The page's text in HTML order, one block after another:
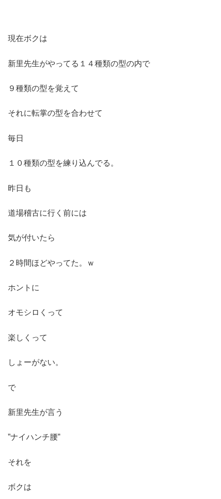
現在ボクは
新里先生がやってる１４種類の型の内で
９種類の型を覚えて
それに転掌の型を合わせて
毎日
１０種類の型を練り込んでる。
昨日も
道場稽古に行く前には
気が付いたら
２時間ほどやってた。ｗ
ホントに
オモシロくって
楽しくって
しょーがない。
で
新里先生が言う
”ナイハンチ腰”
それを
ボクは